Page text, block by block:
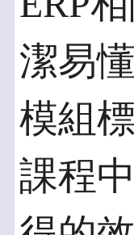
潔易
模組
課程